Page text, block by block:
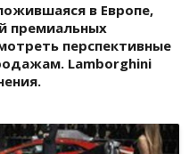
в Европе,
премиальных
перспективные
Lamborghini